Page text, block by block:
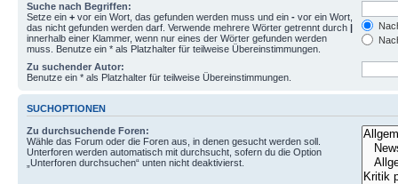
Suche nach Begriffen:
Setze ein + vor ein Wort, das gefunden werden muss und ein - vor ein Wort,
das nicht gefunden werden darf. Verwende mehrere Wörter getrennt durch |
innerhalb einer Klammer, wenn nur eines der Wörter gefunden werden
muss. Benutze ein * als Platzhalter für teilweise Übereinstimmungen.
Zu suchender Autor:
Benutze ein * als Platzhalter für teilweise Übereinstimmungen.
SUCHOPTIONEN
Zu durchsuchende Foren:
Wähle das Forum oder die Foren aus, in denen gesucht werden soll.
Unterforen werden automatisch mit durchsucht, sofern du die Option
„Unterforen durchsuchen“ unten nicht deaktivierst.